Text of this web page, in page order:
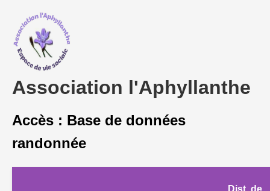
Association l'Aphyllanthe
Accès : Base de données
randonnée
Dist. de